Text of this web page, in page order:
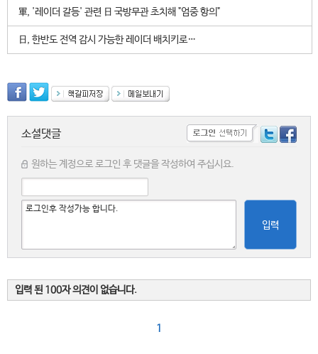
軍, '레이더 갈등' 관련 日 국방무관 초치해 "엄중 항의"
日, 한반도 전역 감시 가능한 레이더 배치키로…
소셜댓글
원하는 계정으로 로그인 후 댓글을 작성하여 주십시요.
입력
입력 된 100자 의견이 없습니다.
1